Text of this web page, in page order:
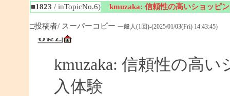
■1823 / inTopicNo.6) kmuzaka: 信頼性の高いショッピ
□投稿者/ スーパーコピー 一般人(1回)-(2025/01/03(Fri) 14:43:45)
kmuzaka: 信頼性の高
入体験